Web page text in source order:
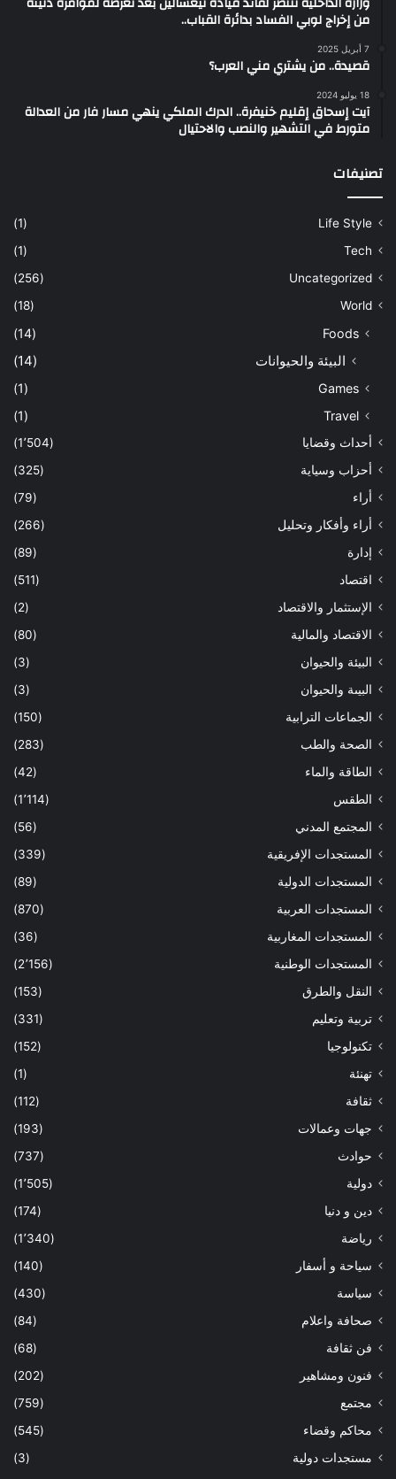
من إخراج لوبي الفساد بدائرة القباب..
7 أبريل 2025
قصيدة.. من يشتري مني العرب؟
18 يوليو 2024
آيت إسحاق إقليم خنيفرة.. الدرك الملكي ينهي مسار فار من العدالة
متورط في التشهير والنصب والاحتيال
تصنيفات
Life Style
(1)
Tech
(1)
Uncategorized
(256)
World
(18)
Foods
(14)
البيئة والحيوانات (14)
Games
(1)
Travel
(1)
أحداث وقضايا
(1٬504)
أحزاب وسياية
(325)
أراء
(79)
أراء وأفكار وتحليل
(266)
إدارة
(89)
اقتصاد
(511)
الإستثمار والاقتصاد
(2)
الاقتصاد والمالية
(80)
البيئة والحيوان
(3)
البيىة والحيوان
(3)
الجماعات الترابية
(150)
الصحة والطب
(283)
الطاقة والماء
(42)
الطقس
(1٬114)
المجتمع المدني
(56)
المستجدات الإفريقية
(339)
المستجدات الدولية
(89)
المستجدات العربية
(870)
المستجدات المغاربية
(36)
المستجدات الوطنية
(2٬156)
النقل والطرق
(153)
تربية وتعليم
(331)
تكنولوجيا
(152)
تهنئة
(1)
ثقافة
(112)
جهات وعمالات
(193)
حوادث
(737)
دولية
(1٬505)
دين و دنيا
(174)
رياضة
(1٬340)
سياحة و أسفار
(140)
سياسة
(430)
صحافة واعلام
(84)
فن ثقافة
(68)
فنون ومشاهير
(202)
مجتمع
(759)
محاكم وقضاء
(545)
مستجدات دولية
(3)